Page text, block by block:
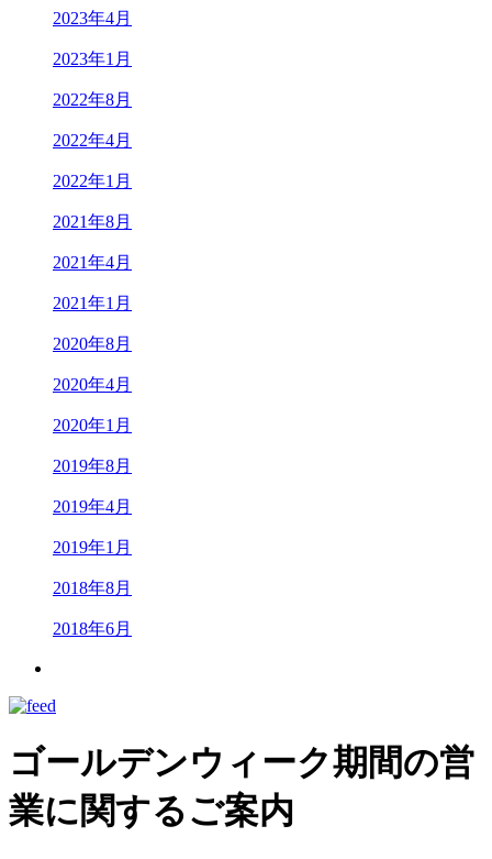
2023年4月
2023年1月
2022年8月
2022年4月
2022年1月
2021年8月
2021年4月
2021年1月
2020年8月
2020年4月
2020年1月
2019年8月
2019年4月
2019年1月
2018年8月
2018年6月
ゴールデンウィーク期間の営
業に関するご案内